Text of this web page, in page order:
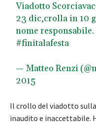
Viadotto
23 dic,crolla in 10
nome
#finitalafesta
— Matteo Renzi
2015
Il crollo del viadotto
inaudito e inaccettabile.